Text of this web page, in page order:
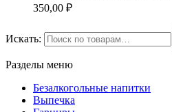
350,00 ₽
Искать:
Разделы меню
Безалкогольные напитки
Выпечка